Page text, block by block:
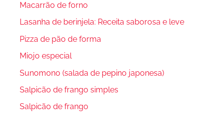
Macarrão de forno
Lasanha de berinjela: Receita saborosa e leve
Pizza de pão de forma
Miojo especial
Sunomono (salada de pepino japonesa)
Salpicão de frango simples
Salpicão de frango